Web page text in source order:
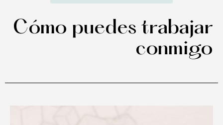
Cómo puedes trabajar
conmigo